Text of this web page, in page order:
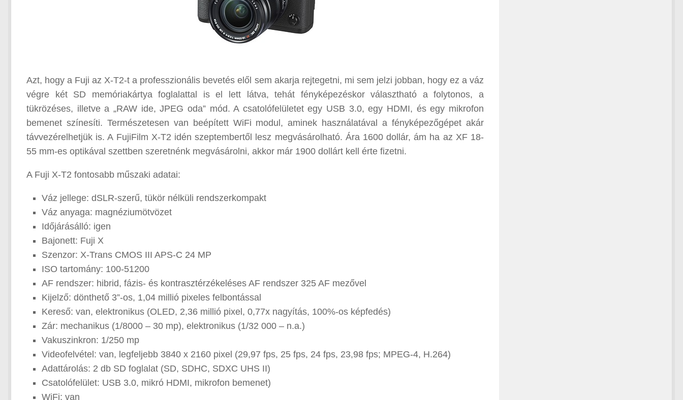
Azt, hogy a Fuji az X-T2-t a professzionális bevetés elől sem akarja rejtegetni, mi sem jelzi jobban, hogy ez a váz
végre két SD memóriakártya foglalattal is el lett látva, tehát fényképezéskor választható a folytonos, a
tükrözéses, illetve a „RAW ide, JPEG oda” mód. A csatolófelületet egy USB 3.0, egy HDMI, és egy mikrofon
bemenet színesíti. Természetesen van beépített WiFi modul, aminek használatával a fényképezőgépet akár
távvezérelhetjük is. A FujiFilm X-T2 idén szeptembertől lesz megvásárolható. Ára 1600 dollár, ám ha az XF 18-
55 mm-es optikával szettben szeretnénk megvásárolni, akkor már 1900 dollárt kell érte fizetni.
A Fuji X-T2 fontosabb műszaki adatai:
Váz jellege: dSLR-szerű, tükör nélküli rendszerkompakt
Váz anyaga: magnéziumötvözet
Időjárásálló: igen
Bajonett: Fuji X
Szenzor: X-Trans CMOS III APS-C 24 MP
ISO tartomány: 100-51200
AF rendszer: hibrid, fázis- és kontrasztérzékeléses AF rendszer 325 AF mezővel
Kijelző: dönthető 3”-os, 1,04 millió pixeles felbontással
Kereső: van, elektronikus (OLED, 2,36 millió pixel, 0,77x nagyítás, 100%-os képfedés)
Zár: mechanikus (1/8000 – 30 mp), elektronikus (1/32 000 – n.a.)
Vakuszinkron: 1/250 mp
Videofelvétel: van, legfeljebb 3840 x 2160 pixel (29,97 fps, 25 fps, 24 fps, 23,98 fps; MPEG-4, H.264)
Adattárolás: 2 db SD foglalat (SD, SDHC, SDXC UHS II)
Csatolófelület: USB 3.0, mikró HDMI, mikrofon bemenet)
WiFi: van